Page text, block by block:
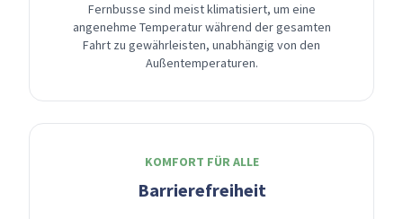
Fernbusse sind meist klimatisiert, um eine
angenehme Temperatur während der gesamten
Fahrt zu gewährleisten, unabhängig von den
Außentemperaturen.
KOMFORT FÜR ALLE
Barrierefreiheit